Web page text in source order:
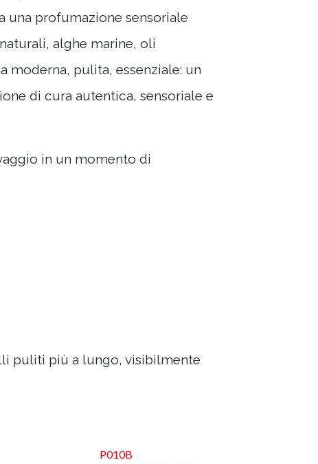
una profumazione sensoriale
alghe marine, oli
moderna, pulita, essenziale: un
di cura autentica, sensoriale e
in un momento di
puliti più a lungo, visibilmente
P010B